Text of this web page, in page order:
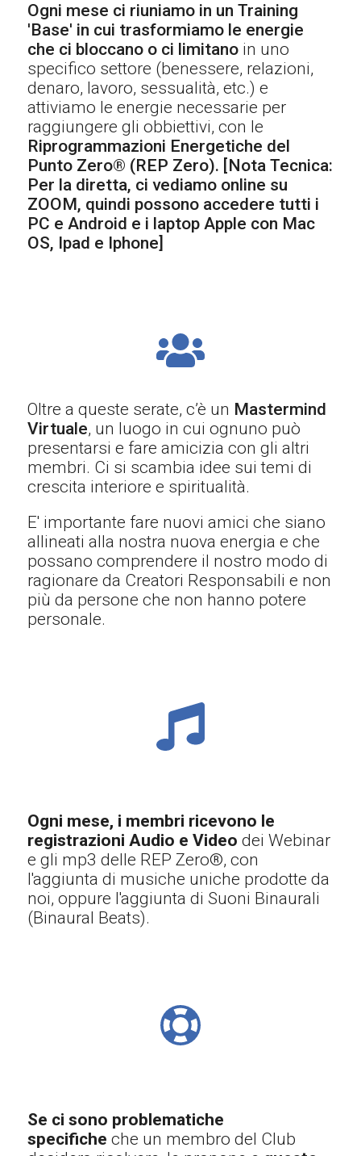
Ogni mese ci riuniamo in un Training
'Base' in cui trasformiamo le energie
che ci bloccano o ci limitano in uno
specifico settore (benessere, relazioni,
denaro, lavoro, sessualità, etc.) e
attiviamo le energie necessarie per
raggiungere gli obbiettivi, con le
Riprogrammazioni Energetiche del
Punto Zero® (REP Zero). [Nota Tecnica:
Per la diretta, ci vediamo online su
ZOOM, quindi possono accedere tutti i
PC e Android e i laptop Apple con Mac
OS, Ipad e Iphone]
Oltre a queste serate, c’è un Mastermind
Virtuale, un luogo in cui ognuno può
presentarsi e fare amicizia con gli altri
membri. Ci si scambia idee sui temi di
crescita interiore e spiritualità.
E' importante fare nuovi amici che siano
allineati alla nostra nuova energia e che
possano comprendere il nostro modo di
ragionare da Creatori Responsabili e non
più da persone che non hanno potere
personale.
Ogni mese, i membri ricevono le
registrazioni Audio e Video dei Webinar
e gli mp3 delle REP Zero®, con
l'aggiunta di musiche uniche prodotte da
noi, oppure l'aggiunta di Suoni Binaurali
(Binaural Beats).
Se ci sono problematiche
specifiche che un membro del Club